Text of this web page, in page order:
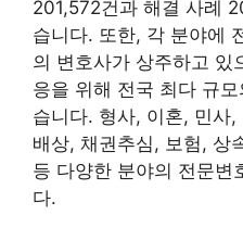
201,572건과 해결 사례
습니다. 또한, 각 분야에
의 변호사가 상주하고 있
응을 위해 전국 최다 규
습니다. 형사, 이혼, 민사
배상, 채권추심, 보험, 상
등 다양한 분야의 전문변
다.